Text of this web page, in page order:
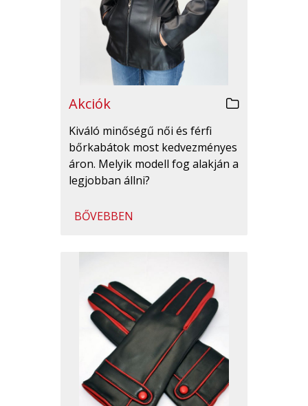
Akciók
Kiváló minőségű női és férfi
bőrkabátok most kedvezményes
áron. Melyik modell fog alakján a
legjobban állni?
BŐVEBBEN